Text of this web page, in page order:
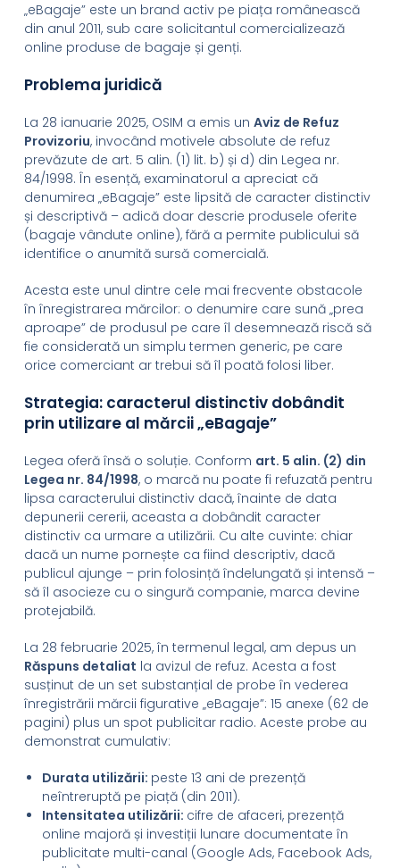
„eBagaje” este un brand activ pe piața românească
din anul 2011, sub care solicitantul comercializează
online produse de bagaje și genți.
Problema juridică
La 28 ianuarie 2025, OSIM a emis un Aviz de Refuz
Provizoriu, invocând motivele absolute de refuz
prevăzute de art. 5 alin. (1) lit. b) și d) din Legea nr.
84/1998. În esență, examinatorul a apreciat că
denumirea „eBagaje” este lipsită de caracter distinctiv
și descriptivă – adică doar descrie produsele oferite
(bagaje vândute online), fără a permite publicului să
identifice o anumită sursă comercială.
Acesta este unul dintre cele mai frecvente obstacole
în înregistrarea mărcilor: o denumire care sună „prea
aproape” de produsul pe care îl desemnează riscă să
fie considerată un simplu termen generic, pe care
orice comerciant ar trebui să îl poată folosi liber.
Strategia: caracterul distinctiv dobândit
prin utilizare al mărcii „eBagaje”
Legea oferă însă o soluție. Conform art. 5 alin. (2) din
Legea nr. 84/1998, o marcă nu poate fi refuzată pentru
lipsa caracterului distinctiv dacă, înainte de data
depunerii cererii, aceasta a dobândit caracter
distinctiv ca urmare a utilizării. Cu alte cuvinte: chiar
dacă un nume pornește ca fiind descriptiv, dacă
publicul ajunge – prin folosință îndelungată și intensă –
să îl asocieze cu o singură companie, marca devine
protejabilă.
La 28 februarie 2025, în termenul legal, am depus un
Răspuns detaliat la avizul de refuz. Acesta a fost
susținut de un set substanțial de probe în vederea
înregistrării mărcii figurative „eBagaje”: 15 anexe (62 de
pagini) plus un spot publicitar radio. Aceste probe au
demonstrat cumulativ:
Durata utilizării: peste 13 ani de prezență
neîntreruptă pe piață (din 2011).
Intensitatea utilizării: cifre de afaceri, prezență
online majoră și investiții lunare documentate în
publicitate multi-canal (Google Ads, Facebook Ads,